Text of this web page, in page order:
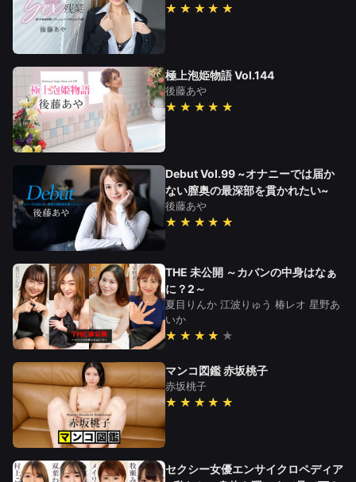
★★★★★
極上泡姫物語 Vol.144
後藤あや
★★★★★
Debut Vol.99 ~オナニーでは届か
ない膣奥の最深部を貫かれたい~
後藤あや
★★★★★
THE 未公開 ～カバンの中身はなぁ
に？2～
夏目りんか 江波りゅう 椿レオ 星野あ
いか
★★★★
マンコ図鑑 赤坂桃子
赤坂桃子
★★★★★
セクシー女優エンサイクロペディア